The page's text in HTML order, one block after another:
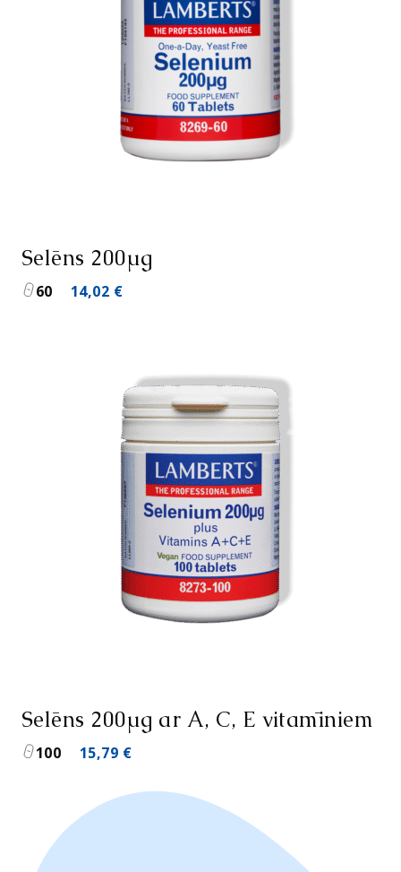
Selēns 200µg
60 14,02 €
Selēns 200µg ar A, C, E vitamīniem
100 15,79 €